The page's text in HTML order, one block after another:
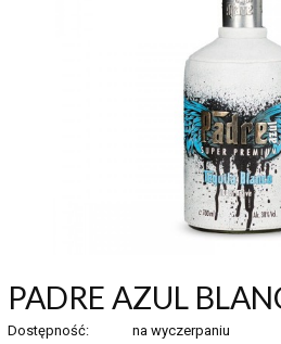
PADRE AZUL
Dostępność: na wyczerpaniu